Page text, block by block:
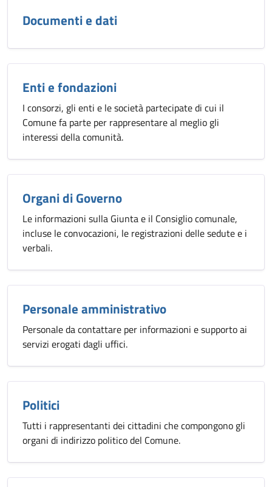
Documenti e dati
Enti e fondazioni
I consorzi, gli enti e le società partecipate di cui il
Comune fa parte per rappresentare al meglio gli
interessi della comunità.
Organi di Governo
Le informazioni sulla Giunta e il Consiglio comunale,
incluse le convocazioni, le registrazioni delle sedute e i
verbali.
Personale amministrativo
Personale da contattare per informazioni e supporto ai
servizi erogati dagli uffici.
Politici
Tutti i rappresentanti dei cittadini che compongono gli
organi di indirizzo politico del Comune.